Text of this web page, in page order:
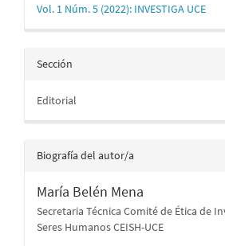
artículo
Vol. 1 Núm. 5 (2022): INVESTIGA UCE
Sección
Editorial
Biografía del autor/a
María Belén Mena
Secretaria Técnica Comité de Ética de
Seres Humanos CEISH-UCE